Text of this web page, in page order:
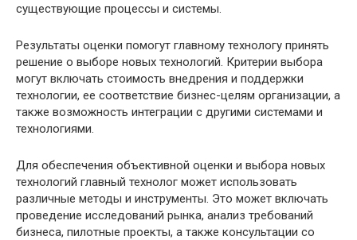
существующие процессы и системы.
Результаты оценки помогут главному технологу принять
решение о выборе новых технологий. Критерии выбора
могут включать стоимость внедрения и поддержки
технологии, ее соответствие бизнес-целям организации, а
также возможность интеграции с другими системами и
технологиями.
Для обеспечения объективной оценки и выбора новых
технологий главный технолог может использовать
различные методы и инструменты. Это может включать
проведение исследований рынка, анализ требований
бизнеса, пилотные проекты, а также консультации со